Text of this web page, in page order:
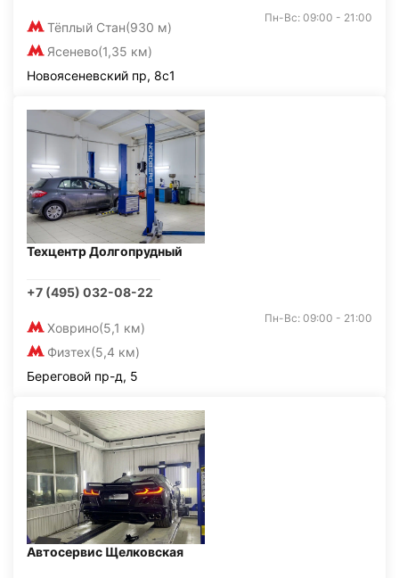
Тёплый Стан(930 м)
Ясенево(1,35 км)
Пн-Вс: 09:00 - 21:00
Новоясеневский пр, 8с1
Техцентр Долгопрудный
+7 (495) 032-08-22
Ховрино(5,1 км)
Физтех(5,4 км)
Пн-Вс: 09:00 - 21:00
Береговой пр-д, 5
Автосервис Щелковская